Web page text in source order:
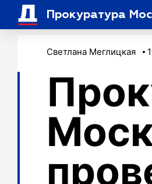
Светлана Меглицкая